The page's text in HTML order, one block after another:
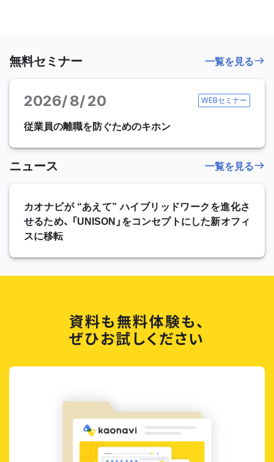
無料セミナー
2026 8 20 WEBセミナー
従業員の離職を防ぐためのキホン
一覧を見る
ニュース
カオナビが “あえて” ハイブリッドワークを進化さ
せるため、 「UNISON」をコンセプトにした新オフィ
スに移転
一覧を見る
資料も無料体験も、
ぜひお試しください